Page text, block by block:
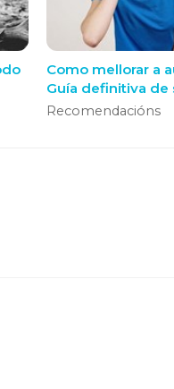
Como mellorar a
Guía definitiva de
auditiva e solucións
Recomendacións